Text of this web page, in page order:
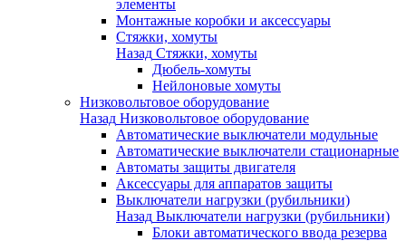
элементы
Монтажные коробки и аксессуары
Стяжки, хомуты
Назад Стяжки, хомуты
Дюбель-хомуты
Нейлоновые хомуты
Низковольтовое оборудование
Назад Низковольтовое оборудование
Автоматические выключатели модульные
Автоматические выключатели стационарные
Автоматы защиты двигателя
Аксессуары для аппаратов защиты
Выключатели нагрузки (рубильники)
Назад Выключатели нагрузки (рубильники)
Блоки автоматического ввода резерва